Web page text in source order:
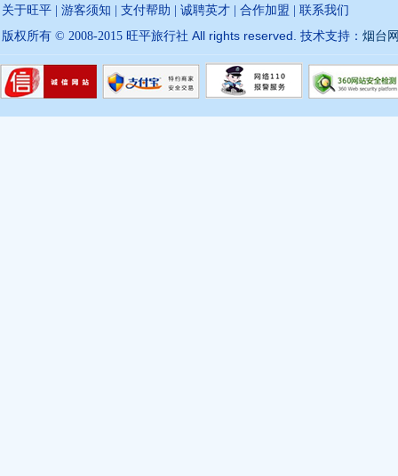
关于旺平 游客须知 支付帮助 诚聘英才 合作加盟
联系我们
版权所有 © 2008-2015 旺平旅行社 All rights reserved. 技术支持： 烟台